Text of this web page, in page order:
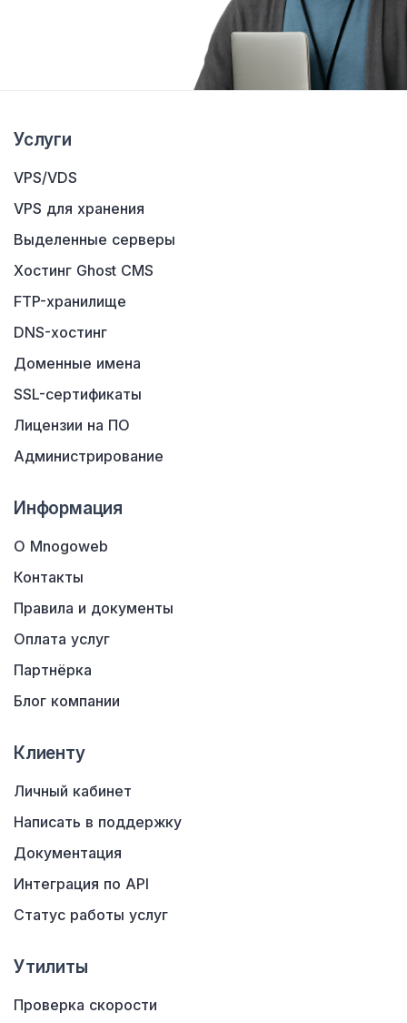
Услуги
VPS/VDS
VPS для хранения
Выделенные серверы
Хостинг Ghost CMS
FTP-хранилище
DNS-хостинг
Доменные имена
SSL-сертификаты
Лицензии на ПО
Администрирование
Информация
О Mnogoweb
Контакты
Правила и документы
Оплата услуг
Партнёрка
Блог компании
Клиенту
Личный кабинет
Написать в поддержку
Документация
Интеграция по API
Статус работы услуг
Утилиты
Проверка скорости